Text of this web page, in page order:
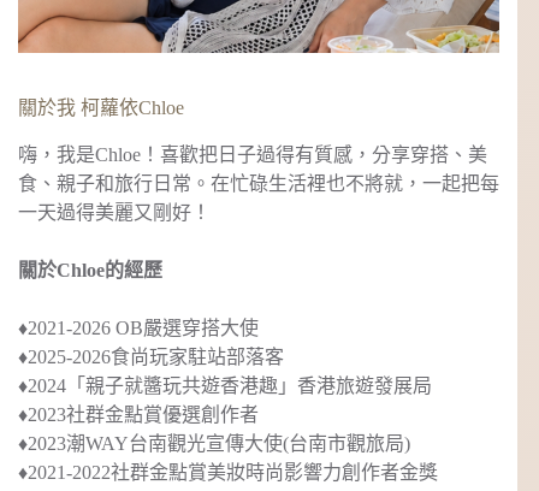
關於我 柯蘿依Chloe
嗨，我是Chloe！喜歡把日子過得有質感，分享穿搭、美
食、親子和旅行日常。在忙碌生活裡也不將就，一起把每
一天過得美麗又剛好！
關於Chloe的經歷
♦︎2021-2026 OB嚴選穿搭大使
♦︎2025-2026食尚玩家駐站部落客
♦︎2024 「親子就醬玩共遊香港趣」 香港旅遊發展局
♦︎2023社群金點賞優選創作者
♦︎2023潮WAY台南觀光宣傳大使(台南市觀旅局)
♦︎2021-2022社群金點賞美妝時尚影響力創作者金獎